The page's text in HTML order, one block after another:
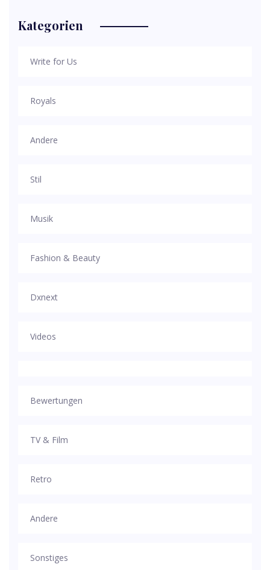
Kategorien
Write for Us
Royals
Andere
Stil
Musik
Fashion & Beauty
Dxnext
Videos
Bewertungen
TV & Film
Retro
Andere
Sonstiges